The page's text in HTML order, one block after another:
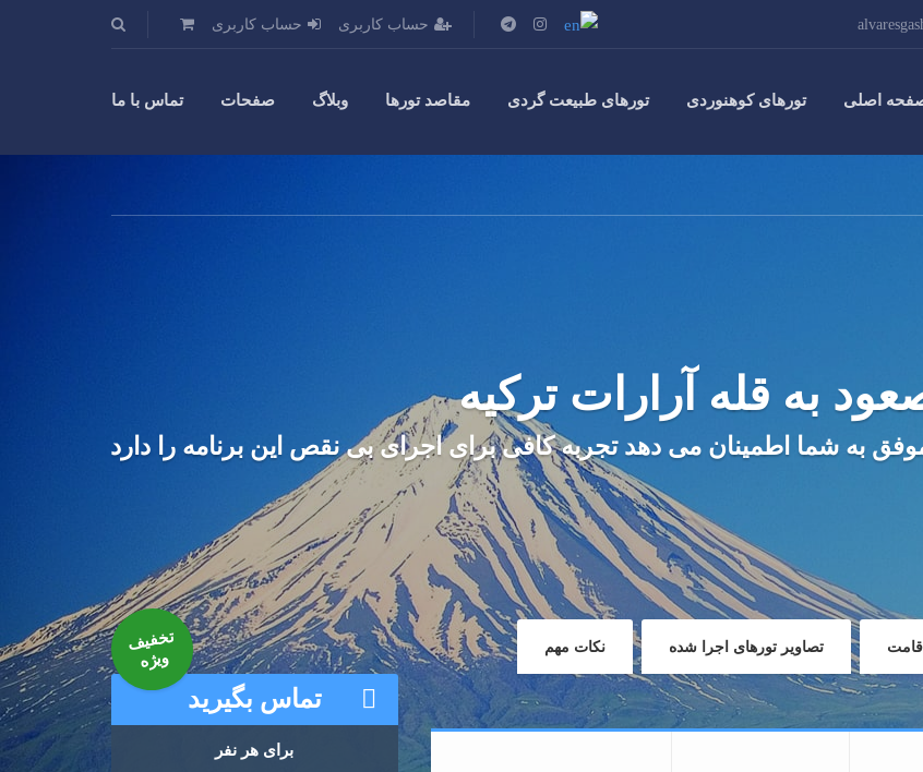
حساب کاربری حساب کاربری
اصلی تورهای کوهنوردی تورهای طبیعت گردی مقاصد تورها وبلاگ صفحات تماس با ما
به قله آرارات ترکیه
به شما اطمینان می دهد تجربه کافی برای اجرای بی نقص این برنامه را دارد
تصاویر تورهای اجرا شده نکات مهم
تماس بگیرید
برای هر نفر
تخفیف
ویژه